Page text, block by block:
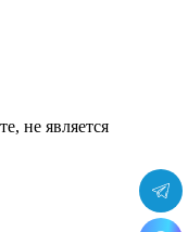
не является